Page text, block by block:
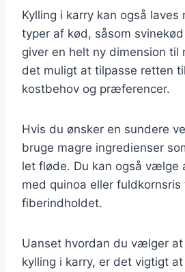
Kylling i karry kan også laves
typer af kød, såsom
giver en helt ny dimension til
det muligt at tilpasse retten
kostbehov og præferencer.
Hvis du ønsker en sundere
bruge magre ingredienser
let fløde. Du kan også vælge
med quinoa eller fuldkornsris
fiberindholdet.
Uanset hvordan du vælger
kylling i karry, er det vigtigt